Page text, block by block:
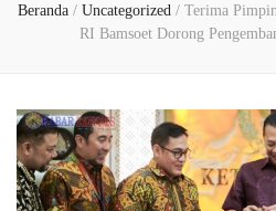
Beranda / Uncategorized / Terima
RI Bamsoet Dorong